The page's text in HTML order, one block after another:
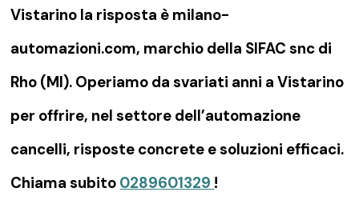
Vistarino la risposta è milano-
automazioni.com, marchio della SIFAC snc di
Rho (MI). Operiamo da svariati anni a Vistarino
per offrire, nel settore dell’automazione
cancelli, risposte concrete e soluzioni efficaci.
Chiama subito 0289601329 !